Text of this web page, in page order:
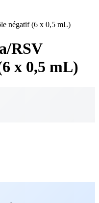
négatif (6 x 0,5 mL)
RSV
x 0,5 mL)